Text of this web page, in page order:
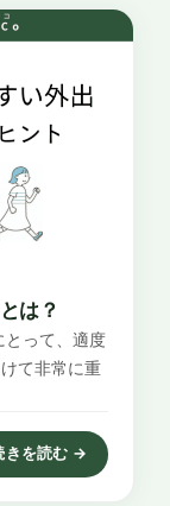
は？
とって、適度
て非常に重
きを読む →
登校の子どもが始め